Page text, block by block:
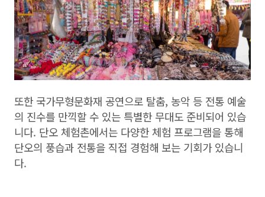
또한 국가무형문화재 공연으로 탈춤, 농악 등 전통 예술
의 진수를 만끽할 수 있는 특별한 무대도 준비되어 있습
니다. 단오 체험촌에서는 다양한 체험 프로그램을 통해
단오의 풍습과 전통을 직접 경험해 보는 기회가 있습니
다.